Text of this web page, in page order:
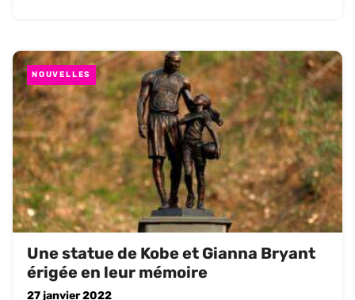
NOUVELLES
Une statue de Kobe et Gianna Bryant
érigée en leur mémoire
27 janvier 2022